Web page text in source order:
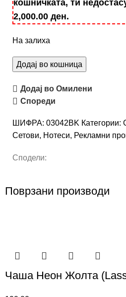
кошничката, ти
2,000.00 ден.
На залиха
Додај во кошница
Додај во Омилени
Спореди
ШИФРА: 03042BK Категории:
Сетови, Нотеси, Рекламни
Сподели:
Поврзани производи
Чаша Неон Жолта